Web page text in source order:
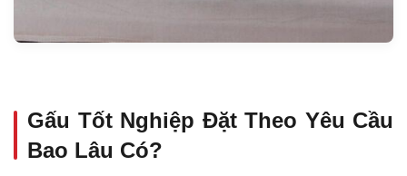
Gấu Tốt Nghiệp Đặt Theo Yêu Cầu
Bao Lâu Có?